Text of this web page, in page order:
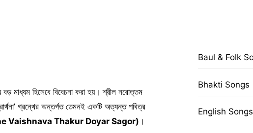
মাধ্যম হিসেবে বিবেচনা করা হয়। শ্রীল নরোত্তম
গ্রন্থের অন্তর্গত তেমনই একটি অত্যন্ত পবিত্র
(Ohe Vaishnava Thakur Doyar Sagor) ।
Baul & Folk
Bhakti Songs
English Songs